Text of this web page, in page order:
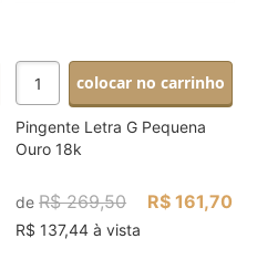
colocar no carrinho
Pingente Letra G Pequena
Ouro 18k
deR$ 269,50 R$ 161,70
R$ 137,44 à vista